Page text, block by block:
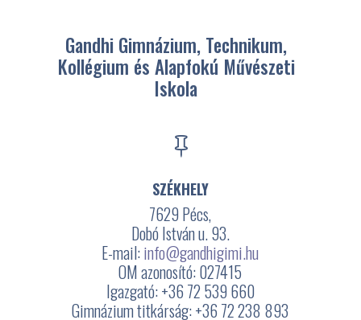
Gandhi Gimnázium, Technikum,
Kollégium és Alapfokú Művészeti
Iskola

SZÉKHELY
7629 Pécs,
Dobó István u. 93.
E-mail:info@gandhigimi.hu
OM azonosító: 027415
Igazgató: +36 72 539 660
Gimnázium titkárság: +36 72 238 893